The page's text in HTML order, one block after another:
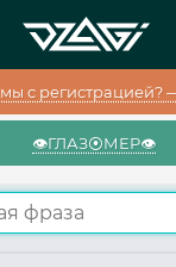
с регистрацией?
👁️ГЛАЗ⦿МЕР👁️